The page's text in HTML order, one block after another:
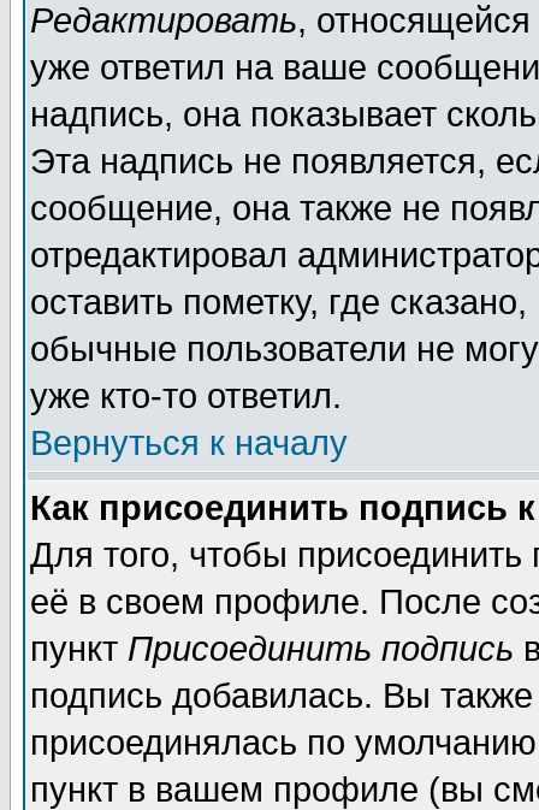
Редактировать,
уже ответил на ваше
надпись, она показывает
Эта надпись не появляется,
сообщение, она также не
отредактировал
оставить пометку, где
обычные пользователи не
уже кто-то ответил.
Вернуться к началу
Как присоединить подпись
Для того, чтобы
её в своем профиле. После
пункт Присоединить подпись
подпись добавилась. Вы
присоединялась по
пункт в вашем профиле (вы